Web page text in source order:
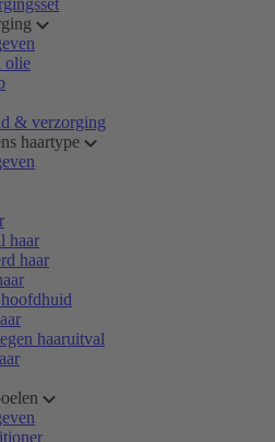
olie
& verzorging
haartype
haar
haar
haaruitval